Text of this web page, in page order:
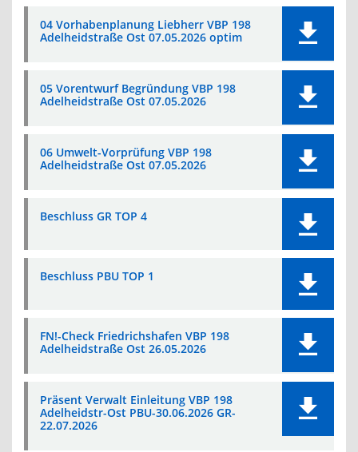
04 Vorhabenplanung Liebherr VBP 198
Adelheidstraße Ost 07.05.2026 optim
05 Vorentwurf Begründung VBP 198
Adelheidstraße Ost 07.05.2026
06 Umwelt-Vorprüfung VBP 198
Adelheidstraße Ost 07.05.2026
Beschluss GR TOP 4
Beschluss PBU TOP 1
FN!-Check Friedrichshafen VBP 198
Adelheidstraße Ost 26.05.2026
Präsent Verwalt Einleitung VBP 198
Adelheidstr-Ost PBU-30.06.2026 GR-
22.07.2026